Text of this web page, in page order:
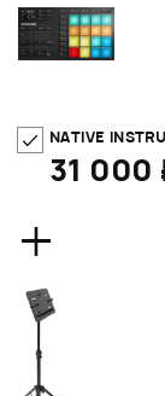
NATIVE
31 000
+